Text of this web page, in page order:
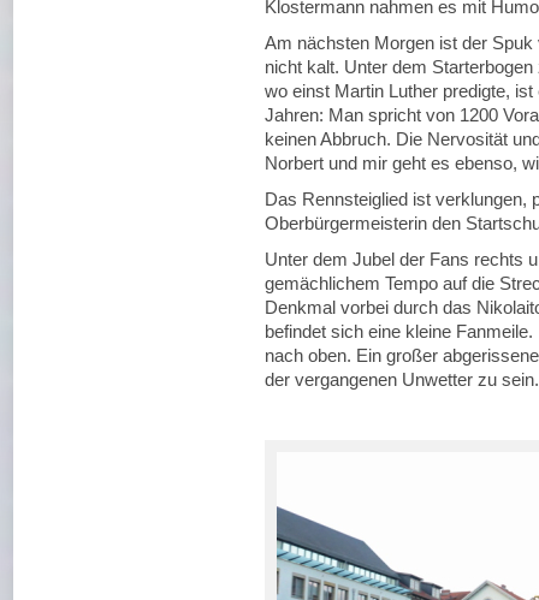
Klostermann nahmen es mit
Am nächsten Morgen ist der
nicht kalt. Unter dem
wo einst Martin Luther predigte,
Jahren: Man spricht von 1200
keinen Abbruch. Die Nervosität
Norbert und mir geht es ebenso,
Das Rennsteiglied ist verklungen,
Oberbürgermeisterin den
Unter dem Jubel der Fans rechts
gemächlichem Tempo auf die
Denkmal vorbei durch das
befindet sich eine kleine
nach oben. Ein großer
der vergangenen Unwetter zu sein.